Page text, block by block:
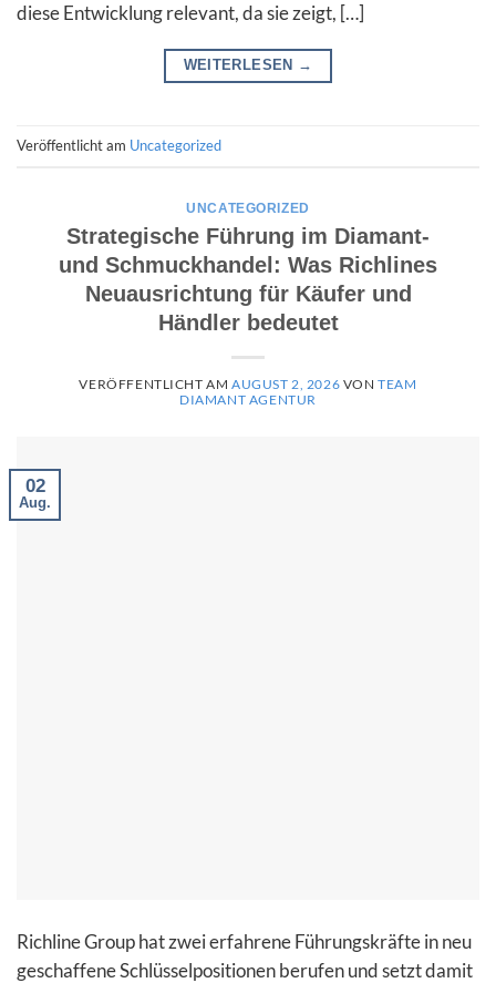
diese Entwicklung relevant, da sie zeigt, […]
WEITERLESEN →
Veröffentlicht am Uncategorized
UNCATEGORIZED
Strategische Führung im Diamant-
und Schmuckhandel: Was Richlines
Neuausrichtung für Käufer und
Händler bedeutet
VERÖFFENTLICHT AMAUGUST 2, 2026 VONTEAM
DIAMANT AGENTUR
02
Aug.
Richline Group hat zwei erfahrene Führungskräfte in neu
geschaffene Schlüsselpositionen berufen und setzt damit